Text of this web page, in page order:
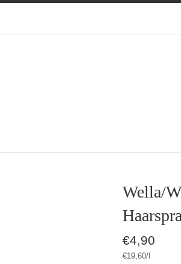
Wella/
Normaler
Preis
€4,90
Stückpreis
€19,60/pro